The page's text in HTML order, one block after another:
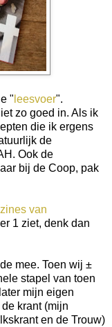
" leesvoer".
zo goed in. Als ik
die ik ergens
de
Ook de
bij de Coop, pak
van
1 ziet, denk dan
mee. Toen wij ±
stapel van toen
mijn eigen
krant (mijn
en de Trouw)